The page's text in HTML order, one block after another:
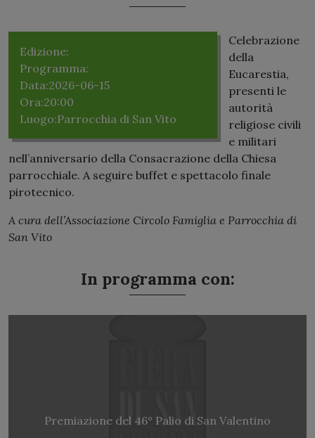
Edizione:
Programma:
Data:2026-06-15
Ora:20:00
Luogo:Parrocchia di San Vito
Celebrazione
della
Eucarestia,
presenti le
autorità
religiose civili
e militari
nell’anniversario della Consacrazione della Chiesa
parrocchiale. A seguire buffet e spettacolo finale
pirotecnico.
A cura dell’Associazione Circolo Famiglia e Parrocchia di
San Vito
In programma con:
Premiazione del 46° Palio di San Valentino